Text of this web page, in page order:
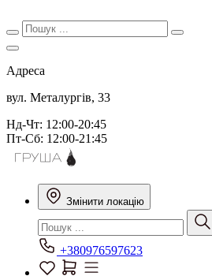
Адреса
вул. Металургів, 33
Нд-Чт: 12:00-20:45
Пт-Сб: 12:00-21:45
Змінити локацію
+380976597623